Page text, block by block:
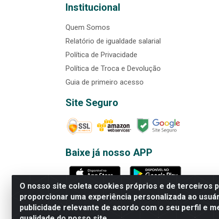
O nosso site coleta cookies próprios e de terceiros
proporcionar uma experiência personalizada ao
publicidade relevante de acordo com o seu perfil e
Institucional
Quem Somos
Relatório de igualdade salarial
Política de Privacidade
Política de Troca e Devolução
Guia de primeiro acesso
Site Seguro
Baixe já nosso APP
Rede Brasil - Avenida